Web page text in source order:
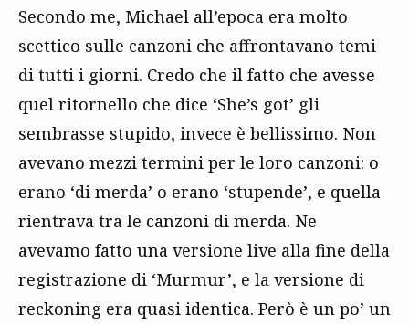
Secondo me, Michael all’epoca era molto
scettico sulle canzoni che affrontavano temi
di tutti i giorni. Credo che il fatto che avesse
quel ritornello che dice ‘She’s got’ gli
sembrasse stupido, invece è bellissimo. Non
avevano mezzi termini per le loro canzoni: o
erano ‘di merda’ o erano ‘stupende’, e quella
rientrava tra le canzoni di merda. Ne
avevamo fatto una versione live alla fine della
registrazione di ‘Murmur’, e la versione di
reckoning era quasi identica. Però è un po’ un